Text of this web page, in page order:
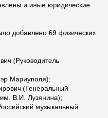
и иные юридические
добавлено 69 физических
(Руководитель
Мариуполя);
(Генеральный
В.И. Лузянина);
музыкальный